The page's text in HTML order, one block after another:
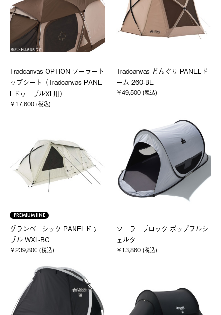
Tradcanvas OPTION ソーラート
ップシート（Tradcanvas PANE
LドゥーブルXL用）
￥17,600 (税込)
Tradcanvas どんぐり PANELド
ーム 260-BE
￥49,500 (税込)
PREMIUM LINE
グランベーシック PANELドゥー
ブル WXL-BC
￥239,800 (税込)
ソーラーブロック ポップフルシ
ェルター
￥13,860 (税込)